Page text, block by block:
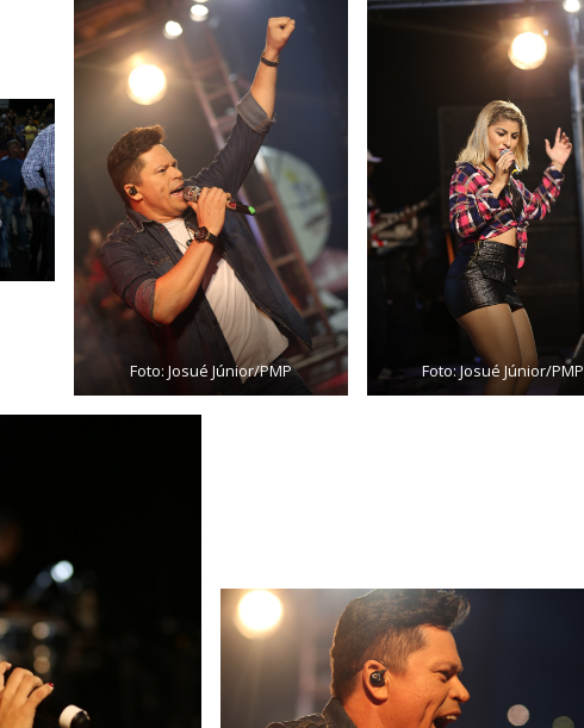
Foto: Josué Júnior/PMP Foto: Josué Júnior/PMP